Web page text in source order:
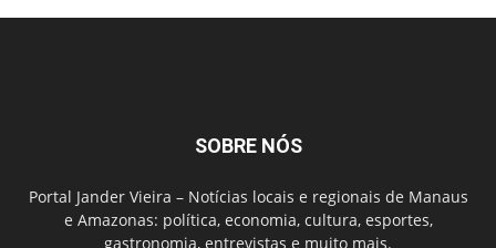
SOBRE NÓS
Portal Jander Vieira – Notícias locais e regionais de Manaus
e Amazonas: política, economia, cultura, esportes,
gastronomia, entrevistas e muito mais.